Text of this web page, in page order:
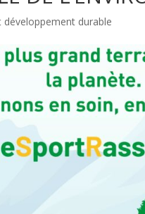
développement durable